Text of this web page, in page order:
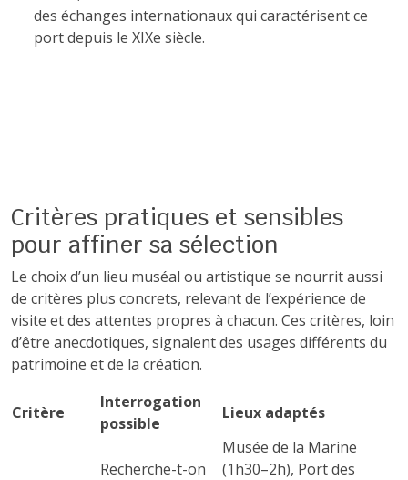
des échanges internationaux qui caractérisent ce
port depuis le XIXe siècle.
Critères pratiques et sensibles
pour affiner sa sélection
Le choix d’un lieu muséal ou artistique se nourrit aussi
de critères plus concrets, relevant de l’expérience de
visite et des attentes propres à chacun. Ces critères, loin
d’être anecdotiques, signalent des usages différents du
patrimoine et de la création.
Critère
Interrogation
possible
Lieux adaptés
Recherche-t-on
Musée de la Marine
(1h30–2h), Port des